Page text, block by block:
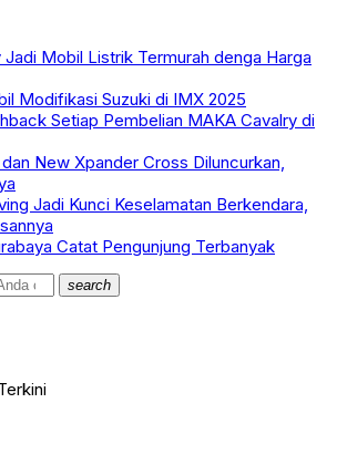
Jadi Mobil Listrik Termurah denga Harga
Modifikasi Suzuki di IMX 2025
Setiap Pembelian MAKA Cavalry di
New Xpander Cross Diluncurkan,
Jadi Kunci Keselamatan Berkendara,
Catat Pengunjung Terbanyak
search